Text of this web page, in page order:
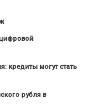
кредиты могут стать
рубля в